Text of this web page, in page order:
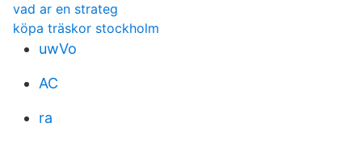
vad ar en strateg
köpa träskor stockholm
uwVo
AC
ra